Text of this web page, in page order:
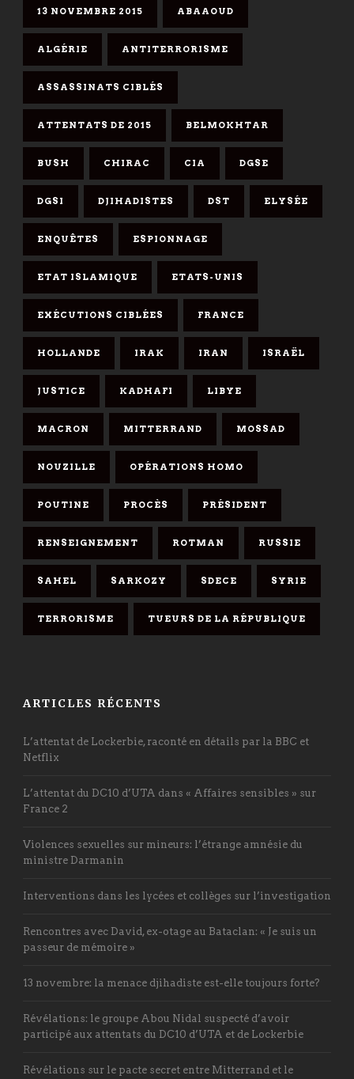
13 NOVEMBRE 2015 ABAAOUD
ALGÉRIE ANTITERRORISME
ASSASSINATS CIBLÉS
ATTENTATS DE 2015 BELMOKHTAR
BUSH CHIRAC CIA DGSE
DGSI DJIHADISTES DST ELYSÉE
ENQUÊTES ESPIONNAGE
ETAT ISLAMIQUE ETATS-UNIS
EXÉCUTIONS CIBLÉES FRANCE
HOLLANDE IRAK IRAN ISRAËL
JUSTICE KADHAFI LIBYE
MACRON MITTERRAND MOSSAD
NOUZILLE OPÉRATIONS HOMO
POUTINE PROCÈS PRÉSIDENT
RENSEIGNEMENT ROTMAN RUSSIE
SAHEL SARKOZY SDECE SYRIE
TERRORISME TUEURS DE LA RÉPUBLIQUE
ARTICLES RÉCENTS
L’attentat de Lockerbie, raconté en détails par la BBC et
Netflix
L’attentat du DC10 d’UTA dans « Affaires sensibles » sur
France 2
Violences sexuelles sur mineurs: l’étrange amnésie du
ministre Darmanin
Interventions dans les lycées et collèges sur l’investigation
Rencontres avec David, ex-otage au Bataclan: « Je suis un
passeur de mémoire »
13 novembre: la menace djihadiste est-elle toujours forte?
Révélations: le groupe Abou Nidal suspecté d’avoir
participé aux attentats du DC10 d’UTA et de Lockerbie
Révélations sur le pacte secret entre Mitterrand et le